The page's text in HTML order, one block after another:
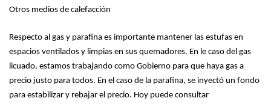
Otros medios de calefacción
Respecto al gas y parafina es importante mantener las estufas en
espacios ventilados y limpias en sus quemadores. En le caso del gas
licuado, estamos trabajando como Gobierno para que haya gas a
precio justo para todos. En el caso de la parafina, se inyectó un fondo
para estabilizar y rebajar el precio. Hoy puede consultar